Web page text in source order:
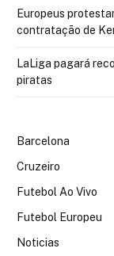
Europeus
contratação de
LaLiga pagará
piratas
Barcelona
Cruzeiro
Futebol Ao Vivo
Futebol Europeu
Noticias